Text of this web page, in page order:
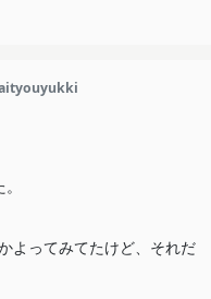
よってみてたけど、それだ